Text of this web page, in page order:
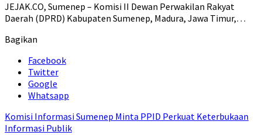
JEJAK.CO, Sumenep – Komisi II Dewan Perwakilan Rakyat
Daerah (DPRD) Kabupaten Sumenep, Madura, Jawa Timur,…
Bagikan
Facebook
Twitter
Google
Whatsapp
Komisi Informasi Sumenep Minta PPID Perkuat Keterbukaan
Informasi Publik